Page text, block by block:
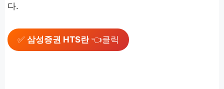
다.
✅ 삼성증권 HTS란👈클릭